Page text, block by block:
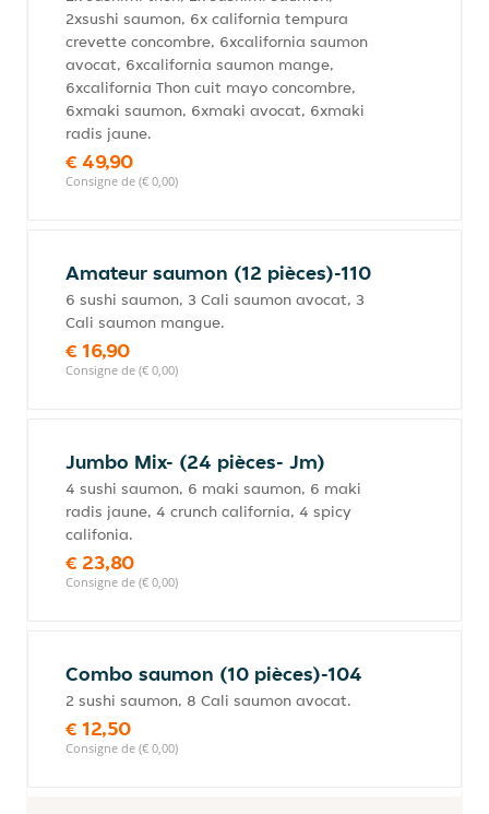
2xsushi saumon, 6x california tempura
crevette concombre, 6xcalifornia saumon
avocat, 6xcalifornia saumon mange,
6xcalifornia Thon cuit mayo concombre,
6xmaki saumon, 6xmaki avocat, 6xmaki
radis jaune.
€ 49,90
Consigne de (€ 0,00)
Amateur saumon (12 pièces)-110
6 sushi saumon, 3 Cali saumon avocat, 3
Cali saumon mangue.
€ 16,90
Consigne de (€ 0,00)
Jumbo Mix- (24 pièces- Jm)
4 sushi saumon, 6 maki saumon, 6 maki
radis jaune, 4 crunch california, 4 spicy
califonia.
€ 23,80
Consigne de (€ 0,00)
Combo saumon (10 pièces)-104
2 sushi saumon, 8 Cali saumon avocat.
€ 12,50
Consigne de (€ 0,00)